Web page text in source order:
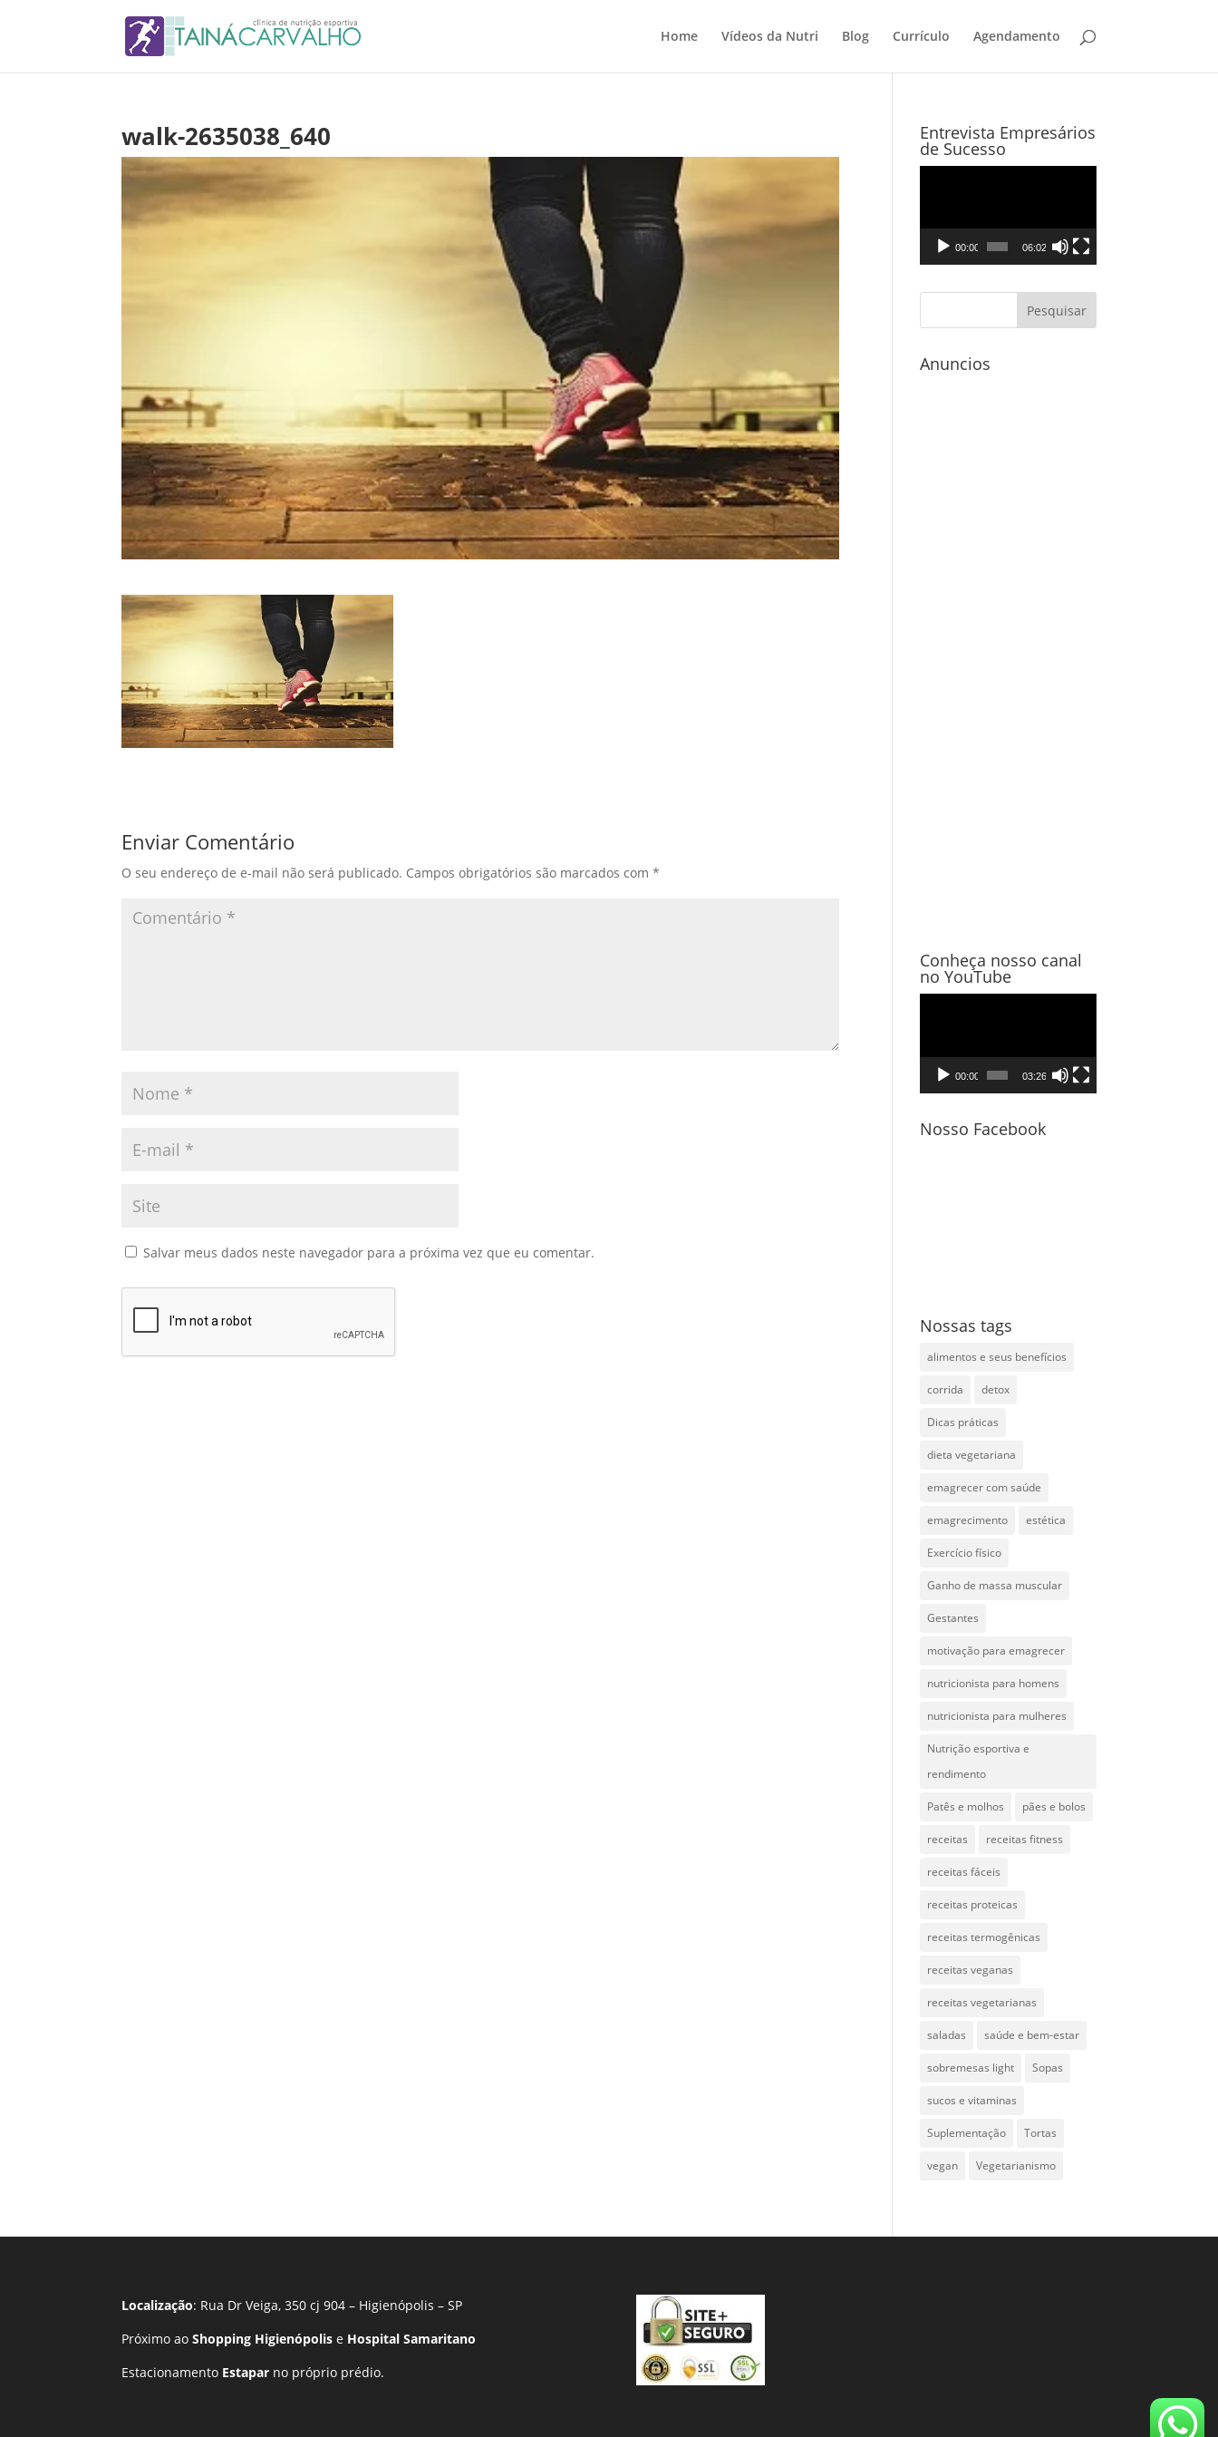
Home Vídeos da Nutri Blog Currículo Agendamento
walk-2635038_640
Enviar Comentário
O seu endereço de e-mail não será publicado. Campos obrigatórios são marcados com*
Salvar meus dados neste navegador para a próxima vez que eu comentar.
Entrevista Empresários
de Sucesso
vídeo
00:00 06:02
Anuncios
Conheça nosso canal
no YouTube
vídeo
00:00 03:26
Nosso Facebook
Nossas tags
alimentos e seus benefícios
corrida detox
Dicas práticas
dieta vegetariana
emagrecer com saúde
emagrecimento estética
Exercício físico
Ganho de massa muscular
Gestantes
motivação para emagrecer
nutricionista para homens
nutricionista para mulheres
Nutrição esportiva e
rendimento
Patês e molhos pães e bolos
receitas receitas fitness
receitas fáceis
receitas proteicas
receitas termogênicas
receitas veganas
receitas vegetarianas
saladas saúde e bem-estar
sobremesas light Sopas
sucos e vitaminas
Suplementação Tortas
vegan Vegetarianismo
Localização: Rua Dr Veiga, 350 cj 904 – Higienópolis – SP
Próximo aoShopping Higienópolis e Hospital Samaritano
Estacionamento Estapar no próprio prédio.